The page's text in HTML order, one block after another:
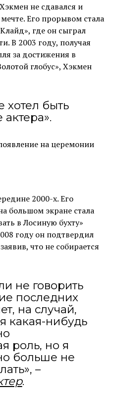
не сдавался и
Его прорывом стала
где он сыграл
В 2003 году, получая
за достижения в
глобус», Хэкмен
хотел быть
на церемонии
2000-х. Его
большом экране стала
в Лосиную бухту»
году он подтвердил
что не собирается
не говорить
последних
на случай,
какая-нибудь
роль, но я
больше не
–
.